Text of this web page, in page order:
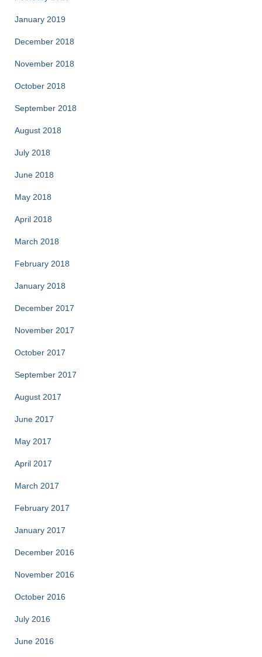
January 2019
December 2018
November 2018
October 2018
September 2018
August 2018
July 2018
June 2018
May 2018
April 2018
March 2018
February 2018
January 2018
December 2017
November 2017
October 2017
September 2017
August 2017
June 2017
May 2017
April 2017
March 2017
February 2017
January 2017
December 2016
November 2016
October 2016
July 2016
June 2016